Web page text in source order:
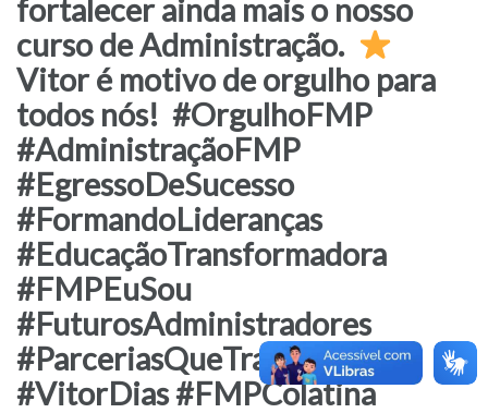
fortalecer ainda mais o nosso
curso de Administração.⁣ ⁣
Vitor é motivo de orgulho para
todos nós!⁣ ⁣ #OrgulhoFMP
#AdministraçãoFMP
#EgressoDeSucesso
#FormandoLideranças
#EducaçãoTransformadora
#FMPEuSou
#FuturosAdministradores
#ParceriasQueTransformam
#VitorDias #FMPColatina